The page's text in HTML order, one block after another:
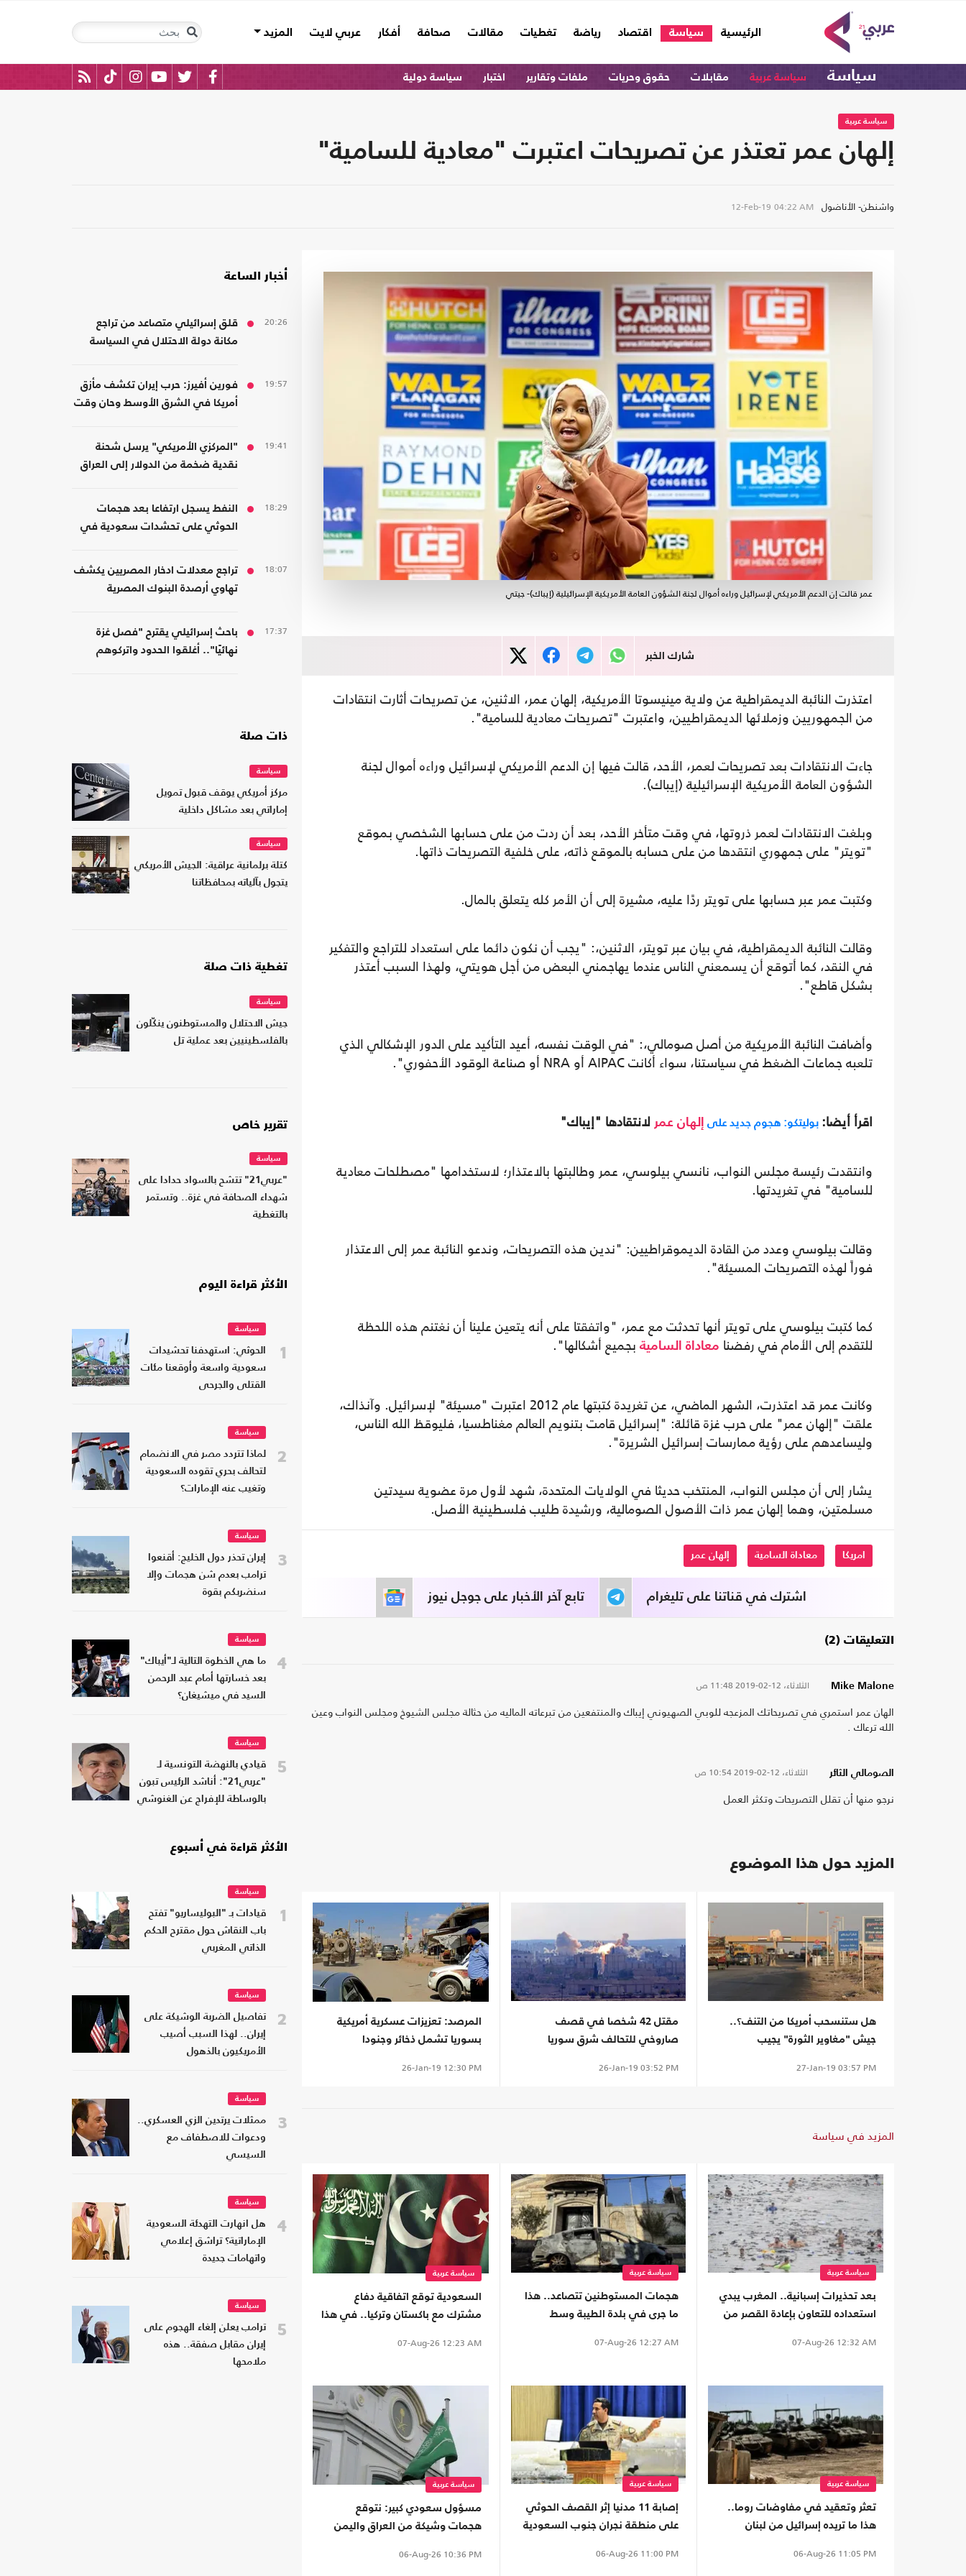
الرئيسية
(current) سياسة اقتصاد رياضة تغطيات مقالات صحافة أفكار عربي لايت المزيد
سياسة سياسة عربية مقابلات حقوق وحريات ملفات وتقارير اختبار سياسة دولية
سياسة عربية
إلهان عمر تعتذر عن تصريحات اعتبرت "معادية للسامية"
واشنطن- الأناضول 12-Feb-19 04:22 AM
عمر قالت إن الدعم الأمريكي لإسرائيل وراءه أموال لجنة الشؤون العامة الأمريكية الإسرائيلية (إيباك)- جيتي
شارك الخبر
اعتذرت النائبة الديمقراطية عن ولاية مينيسوتا الأمريكية، إلهان عمر، الاثنين، عن تصريحات أثارت انتقادات
من الجمهوريين وزملائها الديمقراطيين، واعتبرت "تصريحات معادية للسامية".
جاءت الانتقادات بعد تصريحات لعمر، الأحد، قالت فيها إن الدعم الأمريكي لإسرائيل وراءه أموال لجنة
الشؤون العامة الأمريكية الإسرائيلية (إيباك).
وبلغت الانتقادات لعمر ذروتها، في وقت متأخر الأحد، بعد أن ردت من على حسابها الشخصي بموقع
"تويتر" على جمهوري انتقدها من على حسابه بالموقع ذاته، على خلفية التصريحات ذاتها.
وكتبت عمر عبر حسابها على تويتر ردًا عليه، مشيرة إلى أن الأمر كله يتعلق بالمال.
وقالت النائبة الديمقراطية، في بيان عبر تويتر، الاثنين،: "يجب أن نكون دائما على استعداد للتراجع والتفكير
في النقد، كما أتوقع أن يسمعني الناس عندما يهاجمني البعض من أجل هويتي، ولهذا السبب أعتذر
بشكل قاطع".
وأضافت النائبة الأمريكية من أصل صومالي،: "في الوقت نفسه، أعيد التأكيد على الدور الإشكالي الذي
تلعبه جماعات الضغط في سياستنا، سواء أكانت AIPAC أو NRA أو صناعة الوقود الأحفوري".
اقرأ أيضا: بوليتكو: هجوم جديد على إلهان عمر لانتقادها "إيباك"
وانتقدت رئيسة مجلس النواب، نانسي بيلوسي، عمر وطالبتها بالاعتذار؛ لاستخدامها "مصطلحات معادية
للسامية" في تغريدتها.
وقالت بيلوسي وعدد من القادة الديموقراطيين: "ندين هذه التصريحات، وندعو النائبة عمر إلى الاعتذار
فوراً لهذه التصريحات المسيئة".
كما كتبت بيلوسي على تويتر أنها تحدثت مع عمر، "واتفقتا على أنه يتعين علينا أن نغتنم هذه اللحظة
للتقدم إلى الأمام في رفضنا معاداة السامية بجميع أشكالها".
وكانت عمر قد اعتذرت، الشهر الماضي، عن تغريدة كتبتها عام 2012 اعتبرت "مسيئة" لإسرائيل. وآنذاك،
علقت "إلهان عمر" على حرب غزة قائلة: "إسرائيل قامت بتنويم العالم مغناطسيا، فليوقظ الله الناس،
وليساعدهم على رؤية ممارسات إسرائيل الشريرة".
يشار إلى أن مجلس النواب، المنتخب حديثا في الولايات المتحدة، شهد لأول مرة عضوية سيدتين
مسلمتين، وهما إلهان عمر ذات الأصول الصومالية، ورشيدة طليب فلسطينية الأصل.
امريكا معاداة السامية إلهان عمر
تابع آخر الأخبار على جوجل نيوز اشترك في قناتنا على تليغرام
التعليقات (2)
Mike Malone الثلاثاء، 12-02-2019 11:48 ص
الهان عمر استمري في تصريحاتك المزعجه للوبي الصهيوني إيباك والمنتفعين من تبرعاته الماليه من حثالة مجلس الشيوخ ومجلس النواب وعين
الله ترعاك .
الصومالي الثائر الثلاثاء، 12-02-2019 10:54 ص
نرجو منها أن تقلل التصريحات وتكثر العمل
المزيد حول هذا الموضوع
هل ستنسحب أمريكا من التنف؟..
جيش "مغاوير الثورة" يجيب
27-Jan-19 03:57 PM
مقتل 42 شخصا في قصف
صاروخي للتحالف شرق سوريا
26-Jan-19 03:52 PM
المرصد: تعزيزات عسكرية أمريكية
بسوريا تشمل ذخائر وجنودا
26-Jan-19 12:30 PM
المزيد في سياسة
سياسة عربية
بعد تحذيرات إسبانية.. المغرب يبدي
استعداده للتعاون بإعادة القصر من
07-Aug-26 12:32 AM
سياسة عربية
هجمات المستوطنين تتصاعد.. هذا
ما جرى في بلدة الطيبة وسط
07-Aug-26 12:27 AM
سياسة عربية
السعودية توقع اتفاقية دفاع
مشترك مع باكستان وتركيا.. في هذا
07-Aug-26 12:23 AM
سياسة عربية
تعثر وتعقيد في مفاوضات روما..
هذا ما تريده إسرائيل من لبنان
06-Aug-26 11:05 PM
سياسة عربية
إصابة 11 مدنيا إثر القصف الحوثي
على منطقة نجران جنوب السعودية
06-Aug-26 11:00 PM
سياسة عربية
مسؤول سعودي كبير: نتوقع
هجمات وشيكة من العراق واليمن
06-Aug-26 10:36 PM
أخبار الساعة
20:26
قلق إسرائيلي متصاعد من تراجع
مكانة دولة الاحتلال في السياسة
19:57
فورين أفيرز: حرب إيران تكشف مأزق
أمريكا في الشرق الأوسط وحان وقت
19:41
"المركزي الأمريكي" يرسل شحنة
نقدية ضخمة من الدولار إلى العراق
18:29
النفط يسجل ارتفاعا بعد هجمات
الحوثي على تحشدات سعودية في
18:07
تراجع معدلات ادخار المصريين يكشف
تهاوي أرصدة البنوك المصرية
17:37
باحث إسرائيلي يقترح "فصل غزة
نهائيًا".. أغلقوا الحدود واتركوهم
ذات صلة
سياسة
مركز أمريكي يوقف قبول تمويل
إماراتي بعد مشاكل داخلية
سياسة
كتلة برلمانية عراقية: الجيش الأمريكي
يتجول بآلياته بمحافظاتنا
تغطية ذات صلة
سياسة
جيش الاحتلال والمستوطنون ينكّلون
بالفلسطينيين بعد عملية تل
تقرير خاص
سياسة
"عربي21" تتشح بالسواد حدادا على
شهداء الصحافة في غزة.. وتستمر
بالتغطية
الأكثر قراءة اليوم
1
سياسة
الحوثي: استهدفنا تحشيدات
سعودية واسعة وأوقعنا مئات
القتلى والجرحى
2
سياسة
لماذا تتردد مصر في الانضمام
لتحالف بحري تقوده السعودية
وتغيب عنه الإمارات؟
3
سياسة
إيران تحذر دول الخليج: أقنعوا
ترامب بعدم شن هجمات وإلا
سنضربكم بقوة
4
سياسة
ما هي الخطوة التالية لـ"أيباك"
بعد خسارتها أمام عبد الرحمن
السيد في ميشيغان؟
5
سياسة
قيادي بالنهضة التونسية لـ
"عربي21": أناشد الرئيس تبون
بالوساطة للإفراج عن الغنوشي
الأكثر قراءة في أسبوع
1
سياسة
قيادات بـ "البوليساريو" تفتح
باب النقاش حول مقترح الحكم
الذاتي المغربي
2
سياسة
تفاصيل الضربة الوشيكة على
إيران.. لهذا السبب أصيب
الأمريكيون بالذهول
3
سياسة
ممثلات يرتدين الزي العسكري..
ودعوات للاصطفاف مع
السيسي
4
سياسة
هل انهارت التهدئة السعودية
الإماراتية؟ تراشق إعلامي
واتهامات جديدة
5
سياسة
ترامب يعلن إلغاء الهجوم على
إيران مقابل صفقة.. هذه
ملامحها